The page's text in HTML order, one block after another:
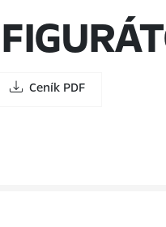
Ceník PDF